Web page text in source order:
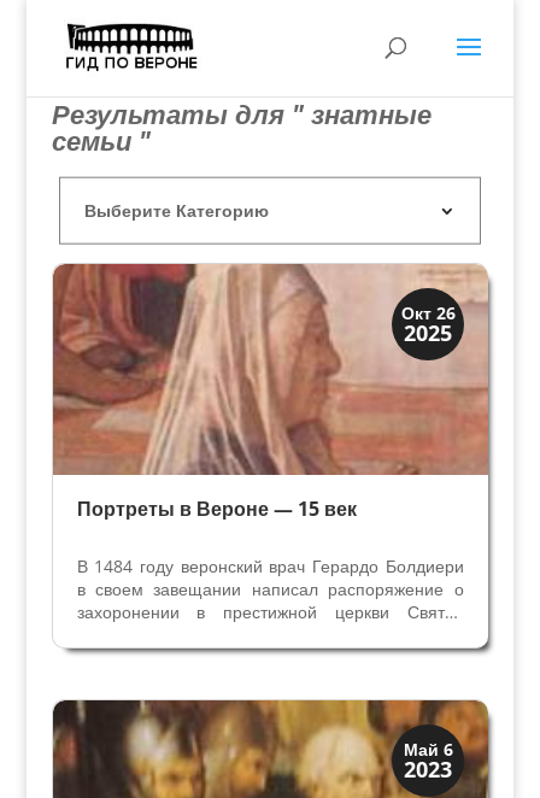
Результаты для " знатные
семьи "
Окт 26
2025
Верона
Веронцы
Портреты в Вероне — 15 век
В 1484 году веронский врач Герардо Болдиери
в своем завещании написал распоряжение о
захоронении в престижной церкви Святой
веронцев, дошедших до наших дней, но оно
на стене рядом с...
Май 6
2023
Верона
Средневековая